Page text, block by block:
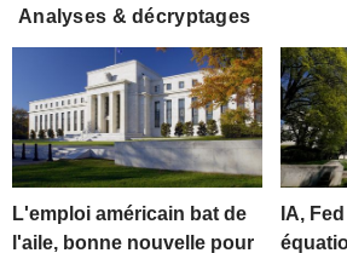
Analyses & décryptages
L'emploi américain bat de
l'aile, bonne nouvelle pour
IA,